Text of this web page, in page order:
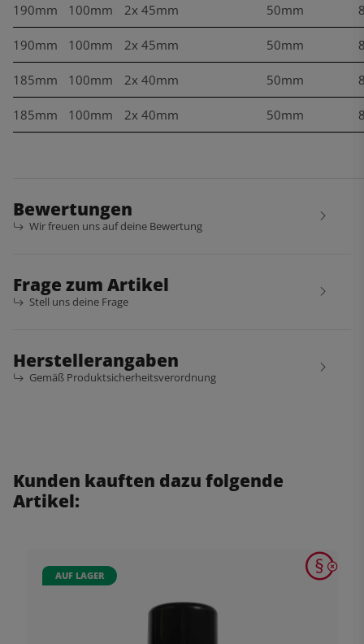
190mm 100mm 2x 45mm 50mm
190mm 100mm 2x 45mm 50mm
185mm 100mm 2x 40mm 50mm
185mm 100mm 2x 40mm 50mm
Bewertungen
Wir freuen uns auf deine Bewertung
Frage zum Artikel
Stell uns deine Frage
Herstellerangaben
Gemäß Produktsicherheitsverordnung
Kunden kauften dazu folgende
Artikel:
AUF LAGER